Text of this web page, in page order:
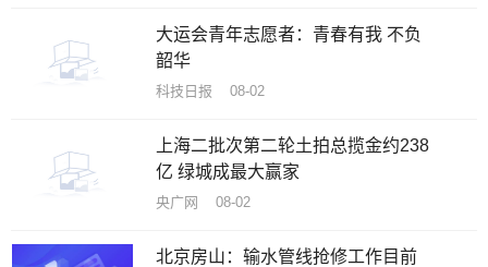
大运会青年志愿者：青春有我 不负
韶华
科技日报 08-02
上海二批次第二轮土拍总揽金约238
亿 绿城成最大赢家
央广网 08-02
北京房山：输水管线抢修工作目前